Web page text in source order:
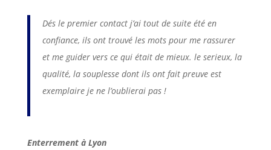
Dés le premier contact j’ai tout de suite été en
confiance, ils ont trouvé les mots pour me rassurer
et me guider vers ce qui était de mieux. le serieux, la
qualité, la souplesse dont ils ont fait preuve est
exemplaire je ne l’oublierai pas !
Enterrement à Lyon